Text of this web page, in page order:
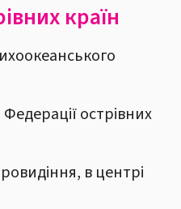
країн
острівних
в центрі